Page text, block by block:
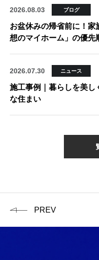
2026.08.03 ブログ
お盆休みの帰省前に！家
想のマイホーム」の優先
2026.07.30 ニュース
施工事例｜暮らしを美し
な住まい
PREV